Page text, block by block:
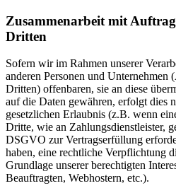
Zusammenarbeit mit
Dritten
Sofern wir im Rahmen unserer
anderen Personen und Unternehmen
Dritten) offenbaren, sie an diese
auf die Daten gewähren, erfolgt dies
gesetzlichen Erlaubnis (z.B. wenn
Dritte, wie an Zahlungsdienstleister,
DSGVO zur Vertragserfüllung
haben, eine rechtliche Verpflichtung
Grundlage unserer berechtigten
Beauftragten, Webhostern, etc.).